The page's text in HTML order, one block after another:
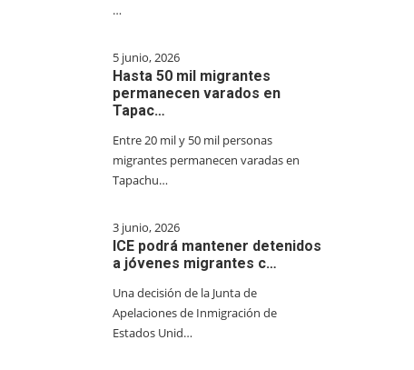
…
5 junio, 2026
Hasta 50 mil migrantes
permanecen varados en
Tapac…
Entre 20 mil y 50 mil personas
migrantes permanecen varadas en
Tapachu…
3 junio, 2026
ICE podrá mantener detenidos
a jóvenes migrantes c…
Una decisión de la Junta de
Apelaciones de Inmigración de
Estados Unid…